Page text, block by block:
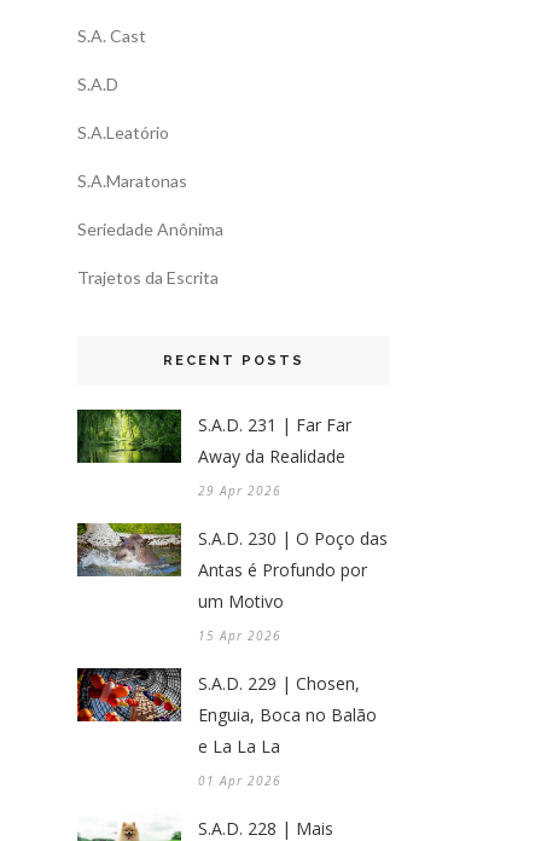
S.A. Cast
S.A.D
S.A.Leatório
S.A.Maratonas
Seriedade Anônima
Trajetos da Escrita
RECENT POSTS
S.A.D. 231 | Far Far
Away da Realidade
29 Apr 2026
S.A.D. 230 | O Poço das
Antas é Profundo por
um Motivo
15 Apr 2026
S.A.D. 229 | Chosen,
Enguia, Boca no Balão
e La La La
01 Apr 2026
S.A.D. 228 | Mais